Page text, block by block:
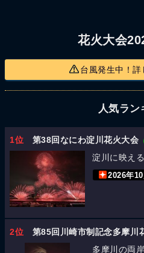
花火大会
台風発生中！詳
人気ラン
1位 第38回なにわ淀川花火大会
淀川に映え
2026年
2位 第85回川崎市制記念多摩川
多摩川の両